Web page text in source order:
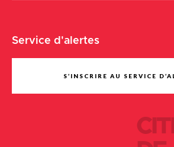
Service d'alertes
S’INSCRIRE AU SERVICE